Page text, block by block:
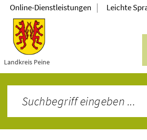
Landkreis Peine
Online-Dienstleistungen | Leichte